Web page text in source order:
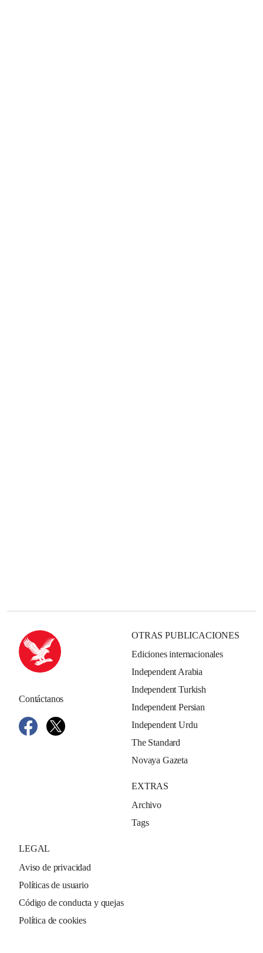
Contáctanos
OTRAS PUBLICACIONES
Ediciones internacionales
Independent Arabia
Independent Turkish
Independent Persian
Independent Urdu
The Standard
Novaya Gazeta
EXTRAS
Archivo
Tags
LEGAL
Aviso de privacidad
Políticas de usuario
Código de conducta y quejas
Política de cookies